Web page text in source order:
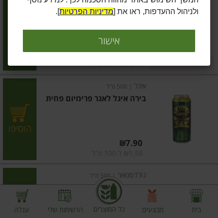
בירה סטלה ארטואה
מחיר מחירון ₪42.90
₪2.17 ל-100 מ"ל
איגל 500 מ"ל
בירה איגל לאגר פרימיום פחית
₪7.90
הוסיפו
גולדסטאר | 500 מ"ל
בירה גולדסטאר בקבוק חוזר
בית מבצעים כל המוצרים הרשימות שלי עגלה
ולניהול ההעדפות, ראו את [מדיניות הפרטיות].
אישור